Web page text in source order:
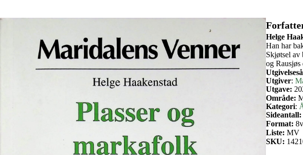
Helge
Han har
Skjøtsel av
og Rausjøs
Utgiver:
Utgave:
Område:
Kategori:
Sideantall:
Format:
Liste: MV
SKU: